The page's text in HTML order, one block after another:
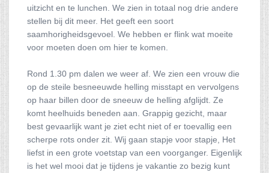
uitzicht en te lunchen. We zien in totaal nog drie andere
stellen bij dit meer. Het geeft een soort
saamhorigheidsgevoel. We hebben er flink wat moeite
voor moeten doen om hier te komen.
Rond 1.30 pm dalen we weer af. We zien een vrouw die
op de steile besneeuwde helling misstapt en vervolgens
op haar billen door de sneeuw de helling afglijdt. Ze
komt heelhuids beneden aan. Grappig gezicht, maar
best gevaarlijk want je ziet echt niet of er toevallig een
scherpe rots onder zit. Wij gaan stapje voor stapje, Het
liefst in een grote voetstap van een voorganger. Eigenlijk
is het wel mooi dat je tijdens je vakantie zo bezig kunt